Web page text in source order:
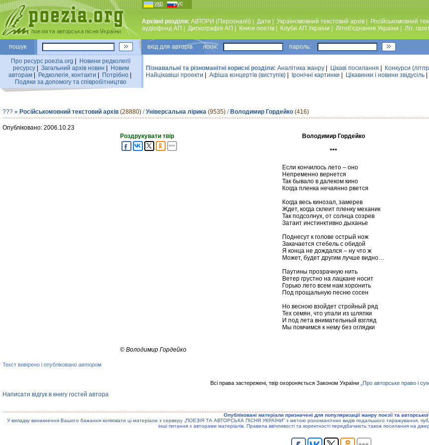
укр рус
Архівні розділи: АВТОРИ (Персоналії) Дати Україномовний текстовий архiв Російськомовний
аудiофонд АП
Дискографiя АП Книги поетiв Клуби АП України Лiтоб'єднання України Лiт.
пошук вхiд для авторiв логін: пароль:
Про ресурс poezia.org
Новини редколегiї
ресурсу| Загальний архiв новин
Новим
авторам
Редколегiя, контакти Потрiбно
Подяки за допомогу та співробітництво
Пізнавальні та різноманітні корисні розділи: Аналiтика жанру Цікаві посилання Конкурси
Найцiкавiшi проекти
Афіша концертів (виступів) Iронiчнi картинки Цікавинки і новини звідусіль
??? » Російськомовний текстовий архів (28880) /Універсальна лірика (9535) / Володимир Гордейко (416)
Опубліковано: 2006.10.23
Роздрукувати твір
Володимир Гордейко
***
Если кончилось лето – оно
Непременно вернется
Так бывало в далеком кино
Когда пленка нечаянно рвется
Когда весь кинозал, замерев
Ждет, когда склеит пленку механик
Так подсолнух, от солнца созрев
Затаит инстинктивно дыханье
Поднесут к голове острый нож
Закачается стебель с обидой
Я конца не дождался – ну что ж
Может, будет другим лучше видно…
Паутины прозрачную нить
Ветер грустно на лацкане носит
Горько лето всем нам хоронить
Под прощальную песню сосен
Но весною взойдет стройный ряд
Тех семян, что упали из шляпки
И под лета внимательный взгляд
Мы помчимся к нему без оглядки
© Володимир Гордейко
Текст вивірено і опубліковано автором
Всі права застережені, твір охороняється Законом України „Про авторське право і
Написати відгук в книгу гостей автора
Опублiкованi матерiали призначенi для популяризацiї жанру поезiї та
У випадку виникнення Вашого бажання копiювати цi матерiали з серверу „ПОЕЗIЯ ТА АВТОРСЬКА ПIСНЯ УКРАЇНИ” з метою рiзноманiтних видiв подальшого тиражування,
iншi питання з авторами матерiалiв. Правила ввiчливостi та коректностi передбачають також посилання на